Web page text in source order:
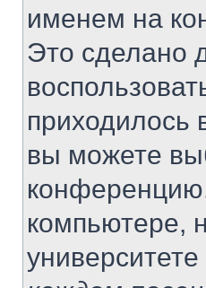
именем на
Это сделано
приходилось
вы можете
компьютере,